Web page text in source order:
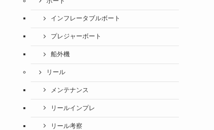
インフレータブルボート
プレジャーボート
船外機
リール
メンテナンス
リールインプレ
リール考察